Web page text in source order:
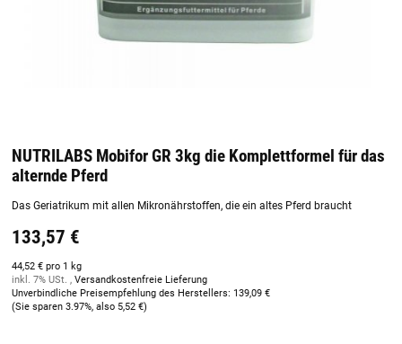
NUTRILABS Mobifor GR 3kg die Komplettformel für das
alternde Pferd
Das Geriatrikum mit allen Mikronährstoffen, die ein altes Pferd braucht
133,57 €
44,52 € pro 1 kg
inkl. 7% USt. , Versandkostenfreie Lieferung
Unverbindliche Preisempfehlung des Herstellers: 139,09 €
(Sie sparen 3.97%, also 5,52 €)